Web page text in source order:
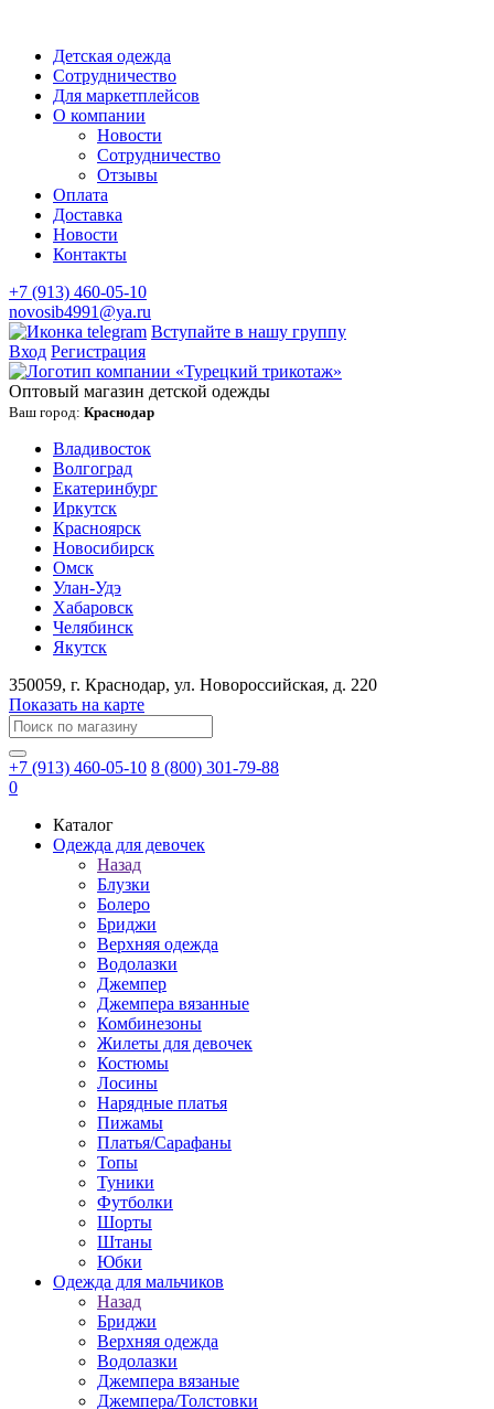
Детская одежда
Сотрудничество
Для маркетплейсов
О компании
Новости
Сотрудничество
Отзывы
Оплата
Доставка
Новости
Контакты
+7 (913) 460-05-10
novosib4991@ya.ru
Вступайте в нашу группу
Вход Регистрация
Оптовый магазин детской одежды
Ваш город: Краснодар
Владивосток
Волгоград
Екатеринбург
Иркутск
Красноярск
Новосибирск
Омск
Улан-Удэ
Хабаровск
Челябинск
Якутск
350059, г. Краснодар, ул. ​Новороссийская, д. 220
Показать на карте
+7 (913) 460-05-10 8 (800) 301-79-88
0
Каталог
Одежда для девочек
Назад
Блузки
Болеро
Бриджи
Верхняя одежда
Водолазки
Джемпер
Джемпера вязанные
Комбинезоны
Жилеты для девочек
Костюмы
Лосины
Нарядные платья
Пижамы
Платья/Сарафаны
Топы
Туники
Футболки
Шорты
Штаны
Юбки
Одежда для мальчиков
Назад
Бриджи
Верхняя одежда
Водолазки
Джемпера вязаные
Джемпера/Толстовки